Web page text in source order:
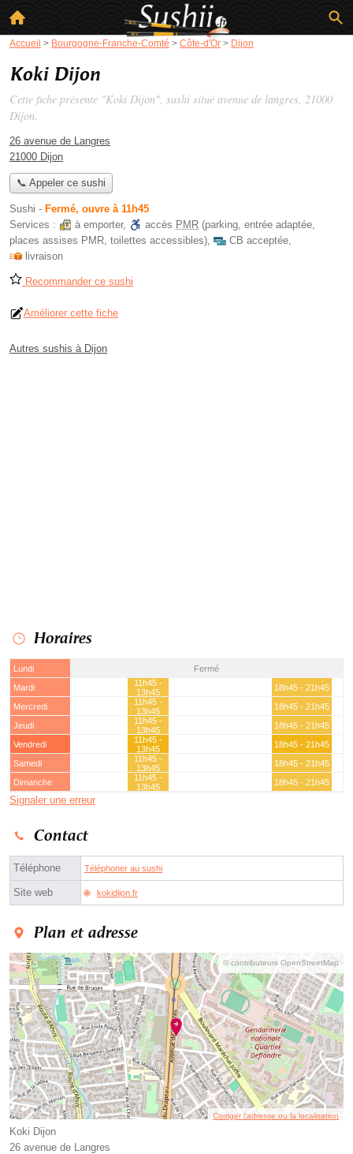
Accueil > Bourgogne-Franche-Comté > Côte-d'Or > Dijon
Koki Dijon
Cette fiche présente "Koki Dijon", sushi situé avenue de langres, 21000
Dijon.
26 avenue de Langres
21000 Dijon
📞 Appeler ce sushi
Sushi - Fermé, ouvre à 11h45
Services :
à emporter, accès PMR (parking, entrée adaptée,
places assises PMR, toilettes accessibles), CB acceptée,
livraison
Recommander ce sushi
Améliorer cette fiche
Autres sushis à Dijon
Horaires
Lundi
Fermé
Mardi
11h45 -
13h45
18h45 - 21h45
Mercredi
11h45 -
13h45
18h45 - 21h45
Jeudi
11h45 -
13h45
18h45 - 21h45
Vendredi
11h45 -
13h45
18h45 - 21h45
Samedi
11h45 -
13h45
18h45 - 21h45
Dimanche
11h45 -
13h45
18h45 - 21h45
Signaler une erreur
Contact
Téléphone Téléphoner au sushi
Site web kokidijon.fr
Plan et adresse
© contributeurs OpenStreetMap
Corriger l’adresse ou la localisation
Koki Dijon
26 avenue de Langres